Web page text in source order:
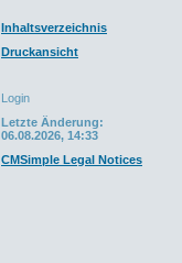
Inhaltsverzeichnis
Druckansicht
Login
Letzte Änderung:
06.08.2026, 14:33
CMSimple Legal Notices